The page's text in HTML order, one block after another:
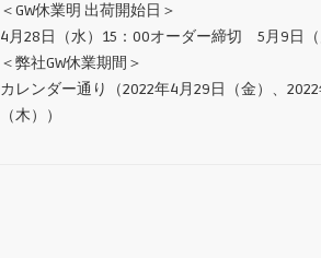
＜GW休業明 出荷開始日＞
4月28日（水）15：00オーダー締切 5月9日
＜弊社GW休業期間＞
カレンダー通り（2022年4月29日（金）、
（木））